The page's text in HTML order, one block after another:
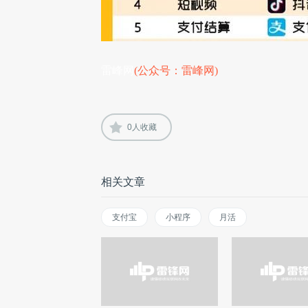
(公众号：雷峰网)
0人收藏
相关文章
支付宝 小程序 月活